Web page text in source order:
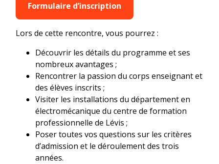
Formulaire d’inscription
Lors de cette rencontre, vous pourrez :
Découvrir les détails du programme et ses
nombreux avantages ;
Rencontrer la passion du corps enseignant et
des élèves inscrits ;
Visiter les installations du département en
électromécanique du centre de formation
professionnelle de Lévis ;
Poser toutes vos questions sur les critères
d’admission et le déroulement des trois
années.